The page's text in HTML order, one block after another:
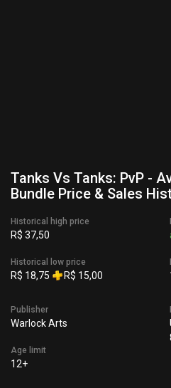
Tanks Vs Tanks: PvP -
Bundle Price & Sales
Historical high price
R$ 37,50
Historical low price
R$ 18,75 R$ 15,00
Publisher
Warlock Arts
Age limit
12+